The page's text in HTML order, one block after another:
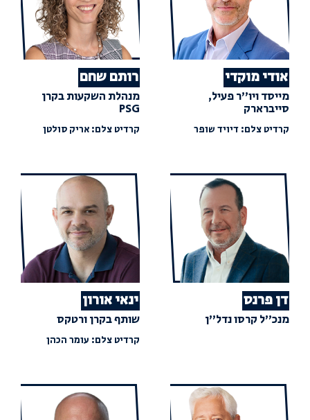
אודי מוקדי
מייסד ויו"ר פעיל,
סייברארק
קרדיט צלם: דיויד שופר
רותם שחם
מנהלת השקעות בקרן
PSG
קרדיט צלם: אריק סולטן
דן פרנס
מנכ"ל קרסו נדל"ן
ינאי אורון
שותף בקרן ורטקס
קרדיט צלם: עומר הכהן